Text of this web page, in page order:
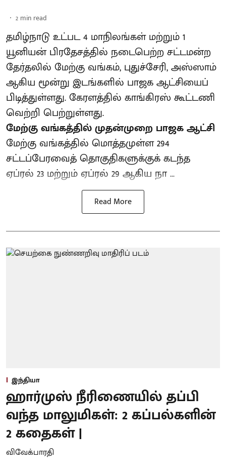
2 min read
தமிழ்நாடு உட்பட 4 மாநிலங்கள் மற்றும் 1
யூனியன் பிரதேசத்தில் நடைபெற்ற சட்டமன்ற
தேர்தலில் மேற்கு வங்கம், புதுச்சேரி, அஸ்ஸாம்
ஆகிய மூன்று இடங்களில் பாஜக ஆட்சியைப்
பிடித்துள்ளது. கேரளத்தில் காங்கிரஸ் கூட்டணி
வெற்றி பெற்றுள்ளது.
மேற்கு வங்கத்தில் முதன்முறை பாஜக ஆட்சி
மேற்கு வங்கத்தில் மொத்தமுள்ள 294
சட்டப்பேரவைத் தொகுதிகளுக்குக் கடந்த
ஏப்ரல் 23 மற்றும் ஏப்ரல் 29 ஆகிய நா ...
Read More
இந்தியா
ஹார்முஸ் நீரிணையில் தப்பி
வந்த மாலுமிகள்: 2 கப்பல்களின்
2 கதைகள் |
விவேக்பாரதி